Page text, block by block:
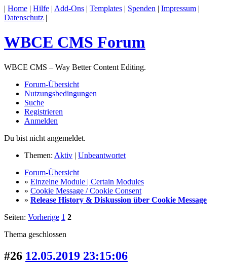
| Home | Hilfe | Add-Ons | Templates | Spenden | Impressum |
Datenschutz |
WBCE CMS Forum
WBCE CMS – Way Better Content Editing.
Forum-Übersicht
Nutzungsbedingungen
Suche
Registrieren
Anmelden
Du bist nicht angemeldet.
Themen: Aktiv | Unbeantwortet
Forum-Übersicht
» Einzelne Module | Certain Modules
» Cookie Message / Cookie Consent
» Release History & Diskussion über Cookie Message
Seiten: Vorherige 1 2
Thema geschlossen
#26 12.05.2019 23:15:06